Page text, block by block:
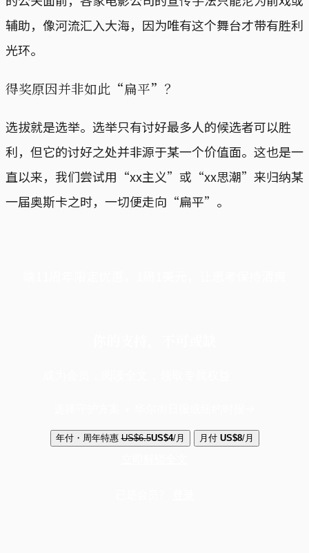
辅助，像河流汇入大海，因为唯有这个舞台才带有胜利
光环。
得奖原因并非如此“扁平”？
选拔就是选举。选举只有讨好最多人的候选者可以胜
利，但它的讨好之处并非源于某一个价值面。这也是一
直以来，我们尝试用“xx主义”或“xx思潮”来归纳某
一届奥斯卡之时，一切便走向“扁平”。
年付・周年特惠 US$6.5US$4/月 月付 US$8/月